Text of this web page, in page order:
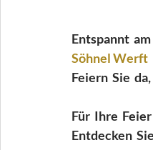
Entspannt
Söhnel Werft
Feiern  Sie
Für  Ihre
Entdecken